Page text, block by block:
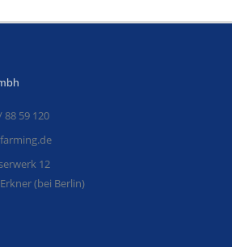
88 59 120
12
(bei Berlin)